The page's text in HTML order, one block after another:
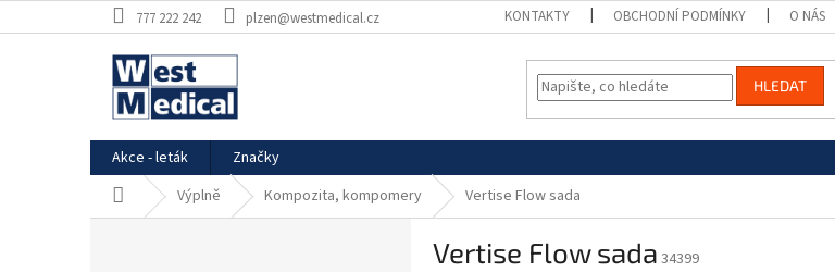
na
777 222 242 plzen@westmedical.cz KONTAKTY OBCHODNÍ PODMÍNKY O NÁS
HLEDAT
Akce - leták
Značky
Domů Výplně Kompozita, kompomery Vertise Flow sada
Vertise Flow sada 34399